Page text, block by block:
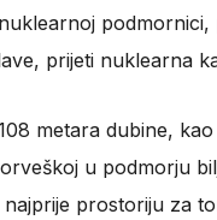
podmornici,
prijeti nuklearna
metara dubine,
u podmorju
prostoriju za